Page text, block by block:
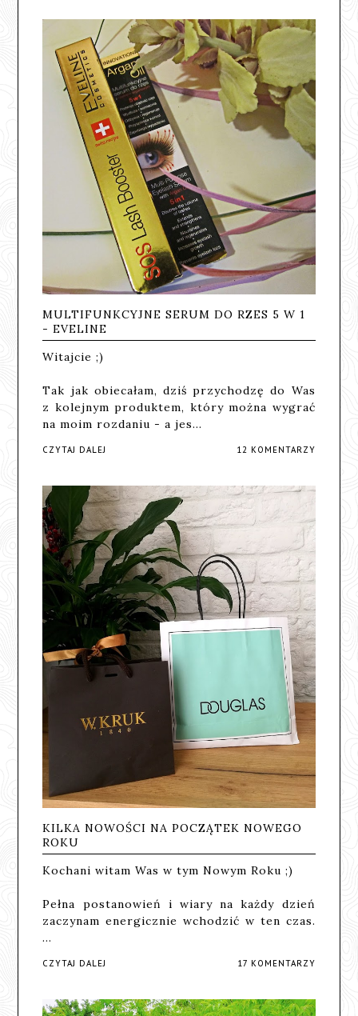
MULTIFUNKCYJNE SERUM DO RZES 5 W 1
- EVELINE
Witajcie ;)
Tak jak obiecałam, dziś przychodzę do Was
z kolejnym produktem, który można wygrać
na moim rozdaniu - a jes…
CZYTAJ DALEJ 12 KOMENTARZY
KILKA NOWOŚCI NA POCZĄTEK NOWEGO
ROKU
Kochani witam Was w tym Nowym Roku ;)
Pełna postanowień i wiary na każdy dzień
zaczynam energicznie wchodzić w ten czas.
…
CZYTAJ DALEJ 17 KOMENTARZY